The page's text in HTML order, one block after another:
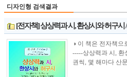
디자인형 검색결과
[전자책] 상상력과 시, 환상시와 허구시
◑ 이 책은 전자책
-----상상력과 시,
권씩, 몇 해마다 산